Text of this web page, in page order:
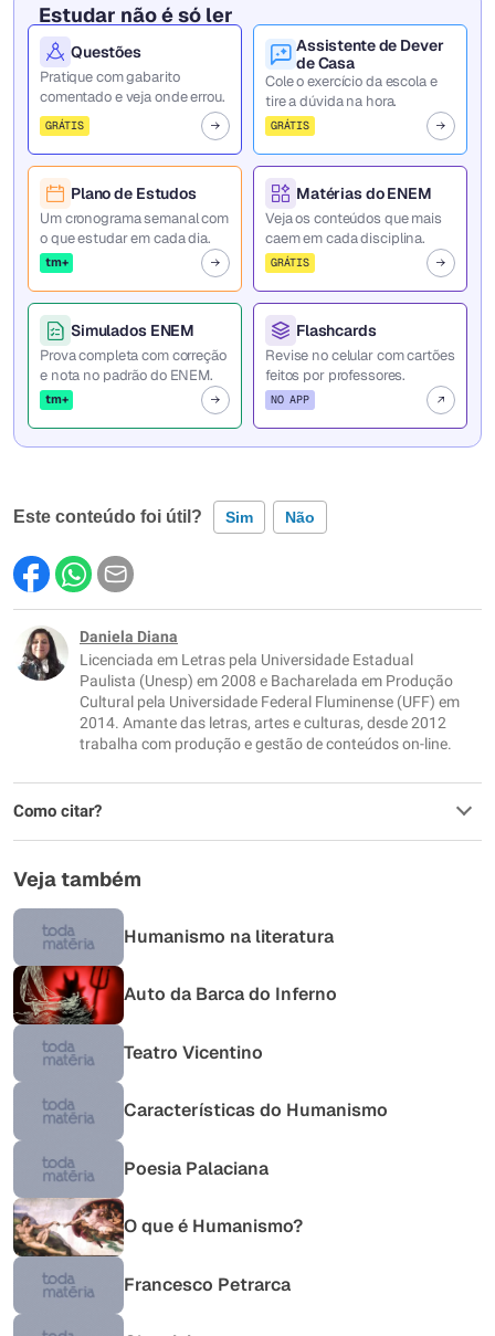
Estudar não é só ler
Questões
Pratique com gabarito
comentado e veja onde errou.
GRÁTIS
Assistente de Dever
de Casa
Cole o exercício da escola e
tire a dúvida na hora.
GRÁTIS
Plano de Estudos
Um cronograma semanal com
o que estudar em cada dia.
tm+
Matérias do ENEM
Veja os conteúdos que mais
caem em cada disciplina.
GRÁTIS
Simulados ENEM
Prova completa com correção
e nota no padrão do ENEM.
tm+
Flashcards
Revise no celular com cartões
feitos por professores.
NO APP
Este conteúdo foi útil? Sim Não
Este conteúdo contém informação incorreta
Este conteúdo não tem a informação que procuro
Outro
Daniela Diana
Licenciada em Letras pela Universidade Estadual
Paulista (Unesp) em 2008 e Bacharelada em Produção
Cultural pela Universidade Federal Fluminense (UFF) em
2014. Amante das letras, artes e culturas, desde 2012
trabalha com produção e gestão de conteúdos on-line.
Como citar?
Veja também
Humanismo na literatura
Auto da Barca do Inferno
Teatro Vicentino
Características do Humanismo
Poesia Palaciana
O que é Humanismo?
Francesco Petrarca